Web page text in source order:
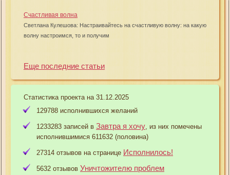
Счастливая волна
Светлана Кулешова: Настраивайтесь на счастливую волну: на какую
волну настроимся, то и получим
Еще последние статьи
Статистика проекта на 31.12.2025
129788 исполнившихся желаний
1233283 записей в Завтра я хочу , из них помечены
исполнившимися 611632 (половина)
27314 отзывов на странице Исполнилось!
5632 отзывов Уничтожителю проблем